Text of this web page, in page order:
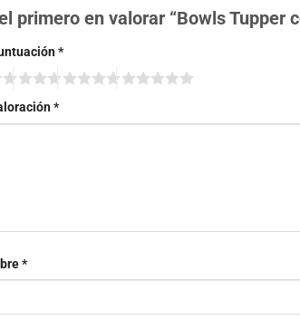
primero en valorar “Bowls Tupper
*
*
*